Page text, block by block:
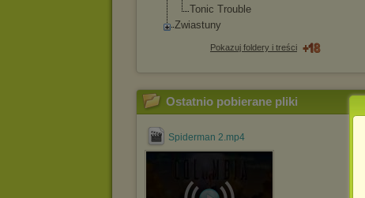
Tonic Trouble
Zwiastuny
Pokazuj foldery i treści
Ostatnio pobierane pliki
Spiderman 2.mp4